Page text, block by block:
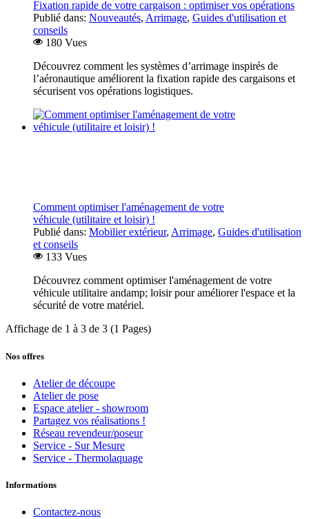
Fixation rapide de votre cargaison : optimiser vos opérations
Publié dans: Nouveautés, Arrimage, Guides d'utilisation et
conseils
180 Vues
Découvrez comment les systèmes d’arrimage inspirés de
l’aéronautique améliorent la fixation rapide des cargaisons et
sécurisent vos opérations logistiques.
Comment optimiser l'aménagement de votre
véhicule (utilitaire et loisir) !
Publié dans: Mobilier extérieur, Arrimage, Guides d'utilisation
et conseils
133 Vues
Découvrez comment optimiser l'aménagement de votre
véhicule utilitaire andamp; loisir pour améliorer l'espace et la
sécurité de votre matériel.
Affichage de 1 à 3 de 3 (1 Pages)
Nos offres
Atelier de découpe
Atelier de pose
Espace atelier - showroom
Partagez vos réalisations !
Réseau revendeur/poseur
Service - Sur Mesure
Service - Thermolaquage
Informations
Contactez-nous